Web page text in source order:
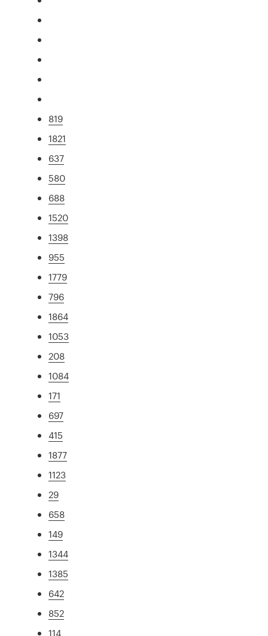
819
1821
637
580
688
1520
1398
955
1779
796
1864
1053
208
1084
171
697
415
1877
1123
29
658
149
1344
1385
642
852
114